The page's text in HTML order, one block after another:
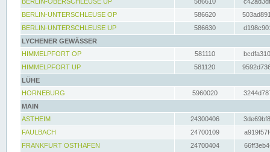
BERLIN-UNTERSCHLEUSE OP
586620
BERLIN-UNTERSCHLEUSE UP
586630
LYCHENER GEWÄSSER
HIMMELPFORT OP
581110
HIMMELPFORT UP
581120
LÜHE
HORNEBURG
5960020
MAIN
ASTHEIM
24300406
FAULBACH
24700109
FRANKFURT OSTHAFEN
24700404